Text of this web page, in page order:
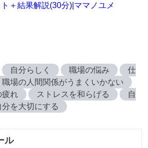
＋結果解説(30分)|ママノユメ
自分らしく 職場の悩み
仕
職場の人間関係がうまくいかない
疲れ ストレスを和らげる
自
分を大切にする
ル